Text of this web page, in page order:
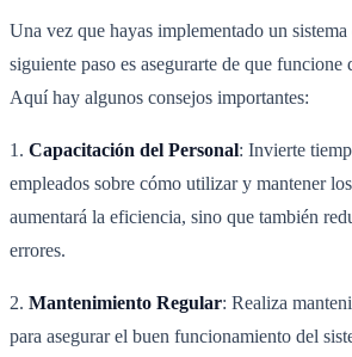
Una vez que hayas implementado un
siguiente paso es asegurarte de que funcione
Aquí hay algunos consejos importantes:
1. Capacitación del Personal: Invierte
empleados sobre cómo utilizar y mantener
aumentará la eficiencia, sino que también
errores.
2. Mantenimiento Regular: Realiza
para asegurar el buen funcionamiento del